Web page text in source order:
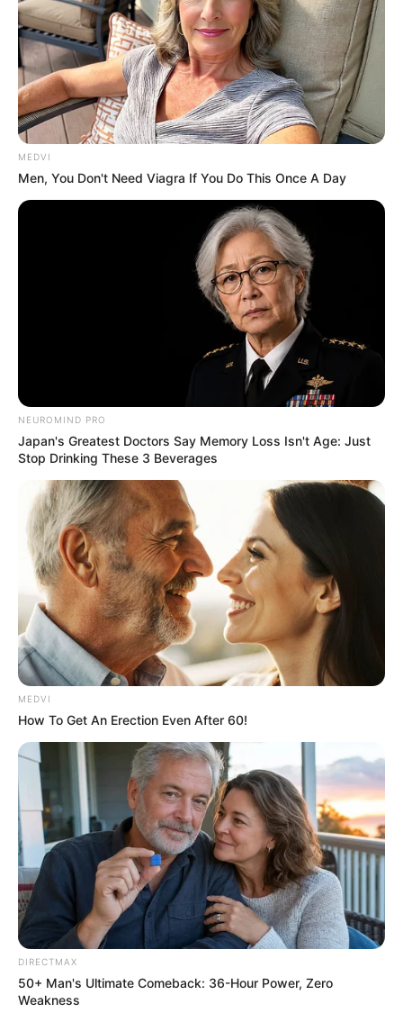
ราศีกุมภ์ (14 กุมภาพันธ์ – 13 มีนาคม)
ดวงความรัก คนที่มีคนรักอยู่แล้วอาจแง่งอนกันบ้าง แต่
สุดท้ายก็ไปไหนไม่รอด กลับมาหวานชื่น คนโสดการเดิน
ทางจะทำให้ได้เจอเนื้อคู่ ความรักสวีทจนคนอิจฉา กำลัง
วางโครงการในการพักผ่อน เที่ยวเตร่ คนโสดได้พบรักโดย
บังเอิญ ความสัมพันธ์พัฒนาอย่างรวดเร็ว หากลุกขึ้นมา
เปลี่ยนแปลงตัวเอง จนกลายเป็นที่สนใจของคนรอบข้าง
เป็นเครื่องพิสูจน์ว่าคุณเองก็มีเสน่ห์ไม่ใช่เล่น ถ้ามีคนรัก
แล้วปลายเดือนระวังผิดใจกัน เพราะคนอื่นเป็นต้นเหตุ
ราศีมีน (14 มีนาคม – 14 เมษายน)
ความรักไม่ห่างหายไปไหน ตอนนี้คู่ที่อยู่ห่างไกลกันจะได้
ไกล้ชิดแนบแน่นมากขึ้น ความสัมพันธ์หวานซึ้ง ส่วนคน
โสดไม่ต้องรอนาน มีคนแนะนำ ได้พ่อสื่อแม่ชักแสนดีคอย
ช่วย ดวงความรักสำหรับคนโสด มีมิตรภาพมากมาย ได้
เฮฮา สนุกสนาน สำหรับคนมีความรักแล้ว มีเรื่องจุกจิก
กวนใจตลอด ไม่เป็นไร เพราะยังได้นั่งหวานชื่น เหมือนดื่ม
น้ำผึ้งพระจันทร์กันใหม่ แต่อาจจะมีแง่งอนกันบ้าง ยิ่งช่วง
ปลายเดือนจะมีเรื่องให้เข้าใจผิดอยู่ตลอดเวลา พยายาม
ใจเย็นให้มากขึ้น ส่วนคนโสดต้องดูให้ดี ดนไปปิ๊งคนที่มี
เจ้าของแล้ว
ราศีเมษ (15 เมษายน – 14 พฤกษภาคม)
ความรักเกิดอาการเหงา อยากมีคู่ อยากมีใครสักคน แต่ใช่
ว่าไม่มีใครเข้ามา เพียงแต่คุณเองก็เลือกอยู่เหมือนกัน ช่วง
กลางมีสะดุดรัก แต่ต้องรีบสานต่อความสัมพันธ์ เนิ่นนาน
ไปจะหายจ๋อย คนมีคู่ช่วงนี้จะเป็นไม้เบื่อไม้เมากันอยู่เสมอ
ลองยอมกันคนละนิด เข้าหากันคนละหน่อย จะรู้ว่าความ
เข้าใจกันมันมีความสุขแค่ไหน ส่วนคนโสดได้พบรักเสียที
ส่วนคนที่มีคู่อยู่แล้วช่วงกลางเดือนมีบรรยากาศโรแมน
ติก ได้ท่องเที่ยว หรือกิจกรรมพักผ่อน ดูหนัง ฟังเพลง
เพิ่มความผูกพันให้แน่นขึ้น ใครที่อยากมีลูก ช่วงนี้เป็นช่วง
ที่เหมาะที่สุด
MEDVI
Men, You Don't Need Viagra If You Do This Once A Day
NEUROMIND PRO
Japan's Greatest Doctors Say Memory Loss Isn't Age: Just
Stop Drinking These 3 Beverages
MEDVI
How To Get An Erection Even After 60!
DIRECTMAX
50+ Man's Ultimate Comeback: 36-Hour Power, Zero
Weakness